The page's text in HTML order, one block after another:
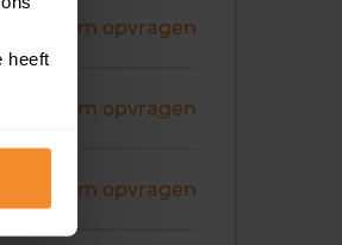
heeft
Koopsom opvragen
Koopsom opvragen
Koopsom opvragen